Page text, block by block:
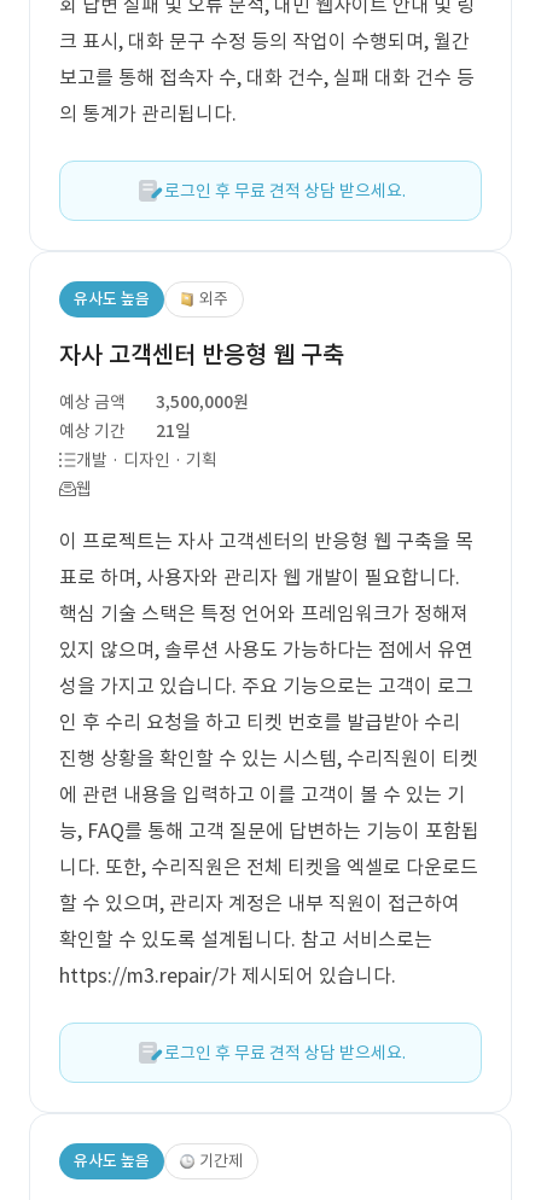
회 답변 실패 및 오류 분석, 대민 웹사이트 안내 및 링
크 표시, 대화 문구 수정 등의 작업이 수행되며, 월간
보고를 통해 접속자 수, 대화 건수, 실패 대화 건수 등
의 통계가 관리됩니다.
로그인 후 무료 견적 상담 받으세요.
유사도 높음 외주
자사 고객센터 반응형 웹 구축
예상 금액
3,500,000원
예상 기간
21일
개발 · 디자인 · 기획
웹
이 프로젝트는 자사 고객센터의 반응형 웹 구축을 목
표로 하며, 사용자와 관리자 웹 개발이 필요합니다.
핵심 기술 스택은 특정 언어와 프레임워크가 정해져
있지 않으며, 솔루션 사용도 가능하다는 점에서 유연
성을 가지고 있습니다. 주요 기능으로는 고객이 로그
인 후 수리 요청을 하고 티켓 번호를 발급받아 수리
진행 상황을 확인할 수 있는 시스템, 수리직원이 티켓
에 관련 내용을 입력하고 이를 고객이 볼 수 있는 기
능, FAQ를 통해 고객 질문에 답변하는 기능이 포함됩
니다. 또한, 수리직원은 전체 티켓을 엑셀로 다운로드
할 수 있으며, 관리자 계정은 내부 직원이 접근하여
확인할 수 있도록 설계됩니다. 참고 서비스로는
https://m3.repair/가 제시되어 있습니다.
로그인 후 무료 견적 상담 받으세요.
유사도 높음 기간제